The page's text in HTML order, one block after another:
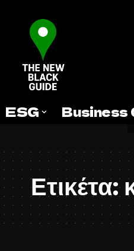
ESG Business
Ετικέτα: